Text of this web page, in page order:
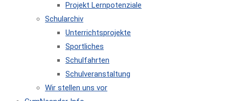
Projekt Lernpotenziale
Schularchiv
Unterrichtsprojekte
Sportliches
Schulfahrten
Schulveranstaltung
Wir stellen uns vor